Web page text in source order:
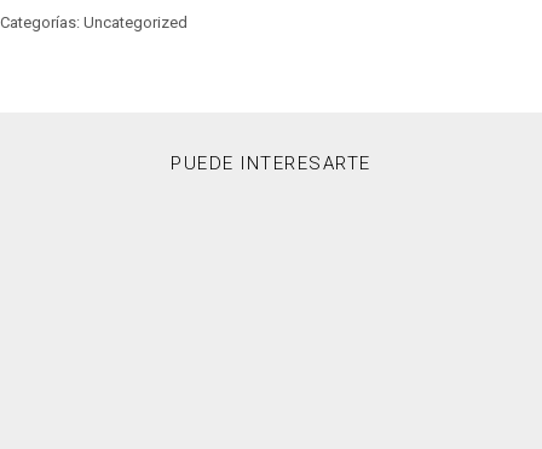
Categorías: Uncategorized
PUEDE INTERESARTE